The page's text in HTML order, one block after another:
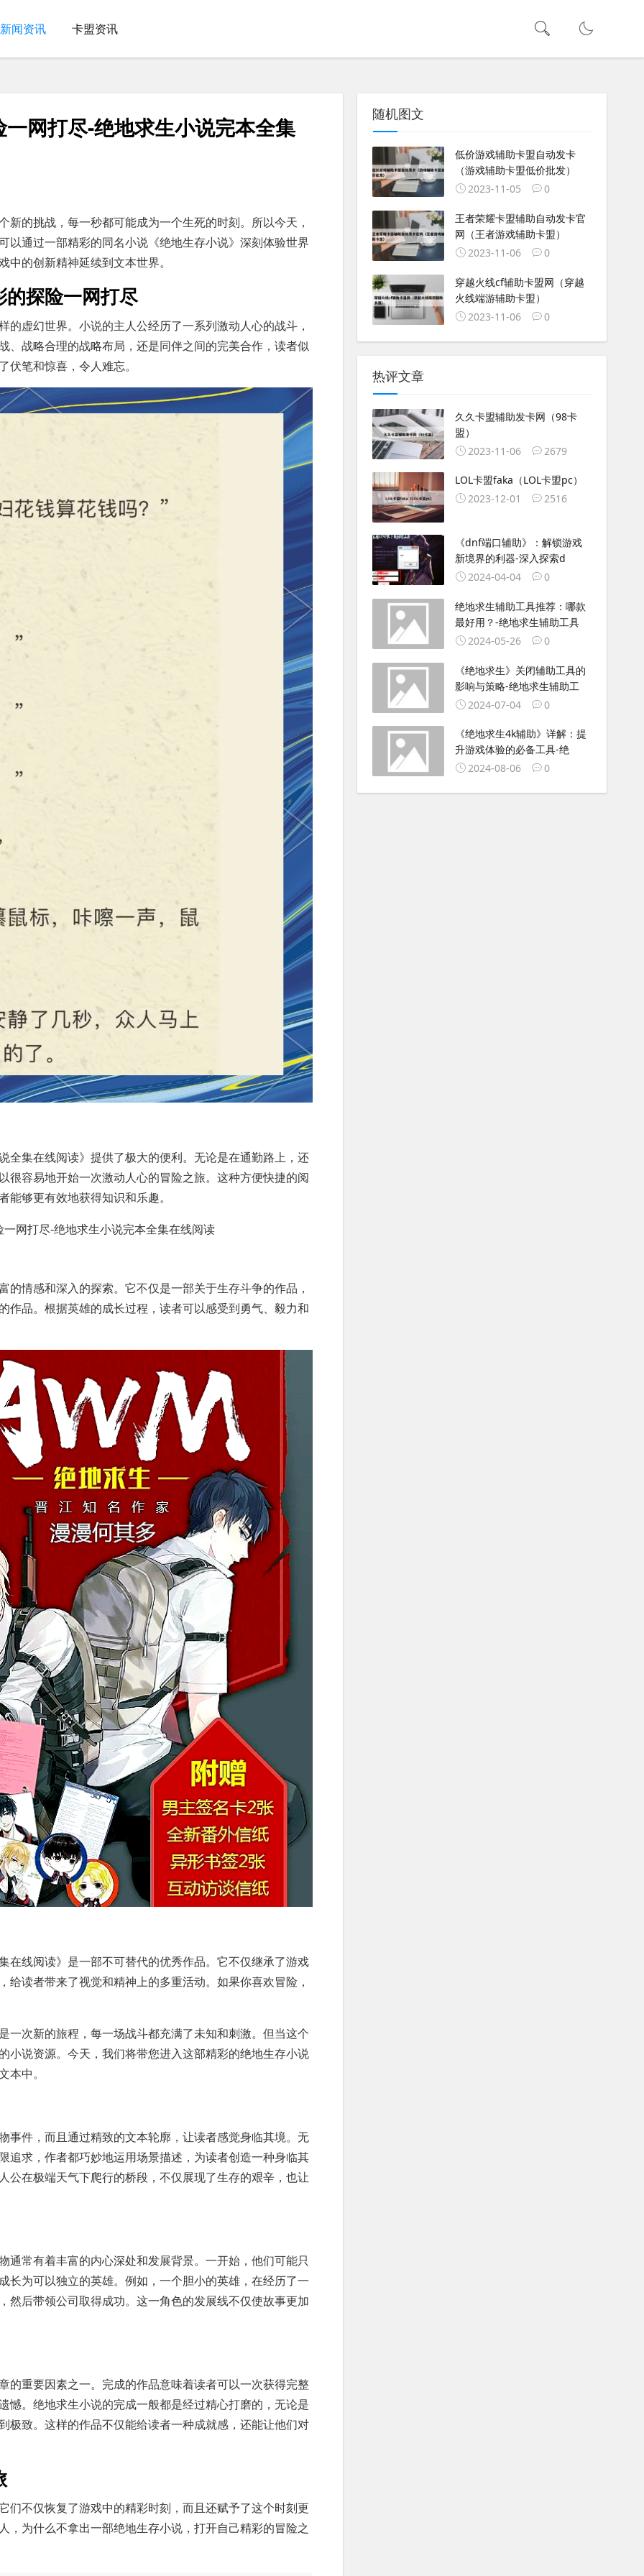
新闻资讯 卡盟资讯
网打尽-绝地求生小说完本全集
的挑战，每一秒都可能成为一个生死的时刻。所以今天，
以通过一部精彩的同名小说《绝地生存小说》深刻体验世界
的创新精神延续到文本世界。
探险一网打尽
虚幻世界。小说的主人公经历了一系列激动人心的战斗，
、战略合理的战略布局，还是同伴之间的完美合作，读者似
笔和惊喜，令人难忘。
全集在线阅读》提供了极大的便利。无论是在通勤路上，还
很容易地开始一次激动人心的冒险之旅。这种方便快捷的阅
够更有效地获得知识和乐趣。
情感和深入的探索。它不仅是一部关于生存斗争的作品，
作品。根据英雄的成长过程，读者可以感受到勇气、毅力和
线阅读》是一部不可替代的优秀作品。它不仅继承了游戏
读者带来了视觉和精神上的多重活动。如果你喜欢冒险，
一次新的旅程，每一场战斗都充满了未知和刺激。但当这个
小说资源。今天，我们将带您进入这部精彩的绝地生存小说
中。
事件，而且通过精致的文本轮廓，让读者感觉身临其境。无
追求，作者都巧妙地运用场景描述，为读者创造一种身临其
公在极端天气下爬行的桥段，不仅展现了生存的艰辛，也让
通常有着丰富的内心深处和发展背景。一开始，他们可能只
长为可以独立的英雄。例如，一个胆小的英雄，在经历了一
然后带领公司取得成功。这一角色的发展线不仅使故事更加
的重要因素之一。完成的作品意味着读者可以一次获得完整
憾。绝地求生小说的完成一般都是经过精心打磨的，无论是
极致。这样的作品不仅能给读者一种成就感，还能让他们对
们不仅恢复了游戏中的精彩时刻，而且还赋予了这个时刻更
，为什么不拿出一部绝地生存小说，打开自己精彩的冒险之
随机图文
低价游戏辅助卡盟自动发卡
（游戏辅助卡盟低价批发）
2023-11-05
0
王者荣耀卡盟辅助自动发卡官
网（王者游戏辅助卡盟）
2023-11-06
0
穿越火线cf辅助卡盟网（穿越
火线端游辅助卡盟）
2023-11-06
0
热评文章
久久卡盟辅助发卡网（98卡
盟）
2023-11-06
2679
LOL卡盟faka（LOL卡盟pc）
2023-12-01
2516
《dnf端口辅助》：解锁游戏
新境界的利器-深入探索d
2024-04-04
0
绝地求生辅助工具推荐：哪款
最好用？-绝地求生辅助工具
2024-05-26
0
《绝地求生》关闭辅助工具的
影响与策略-绝地求生辅助工
2024-07-04
0
《绝地求生4k辅助》详解：提
升游戏体验的必备工具-绝
2024-08-06
0